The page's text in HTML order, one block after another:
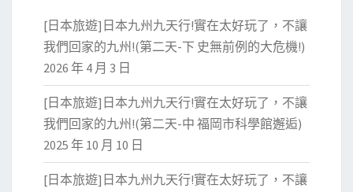
[日本旅遊]日本九州九天行!實在太好玩了，不讓
我們回家的九州!(第二天-下 史無前例的大危機!)
2026 年 4 月 3 日
[日本旅遊]日本九州九天行!實在太好玩了，不讓
我們回家的九州!(第二天-中 福岡市科學館邂逅)
2025 年 10 月 10 日
[日本旅遊]日本九州九天行!實在太好玩了，不讓